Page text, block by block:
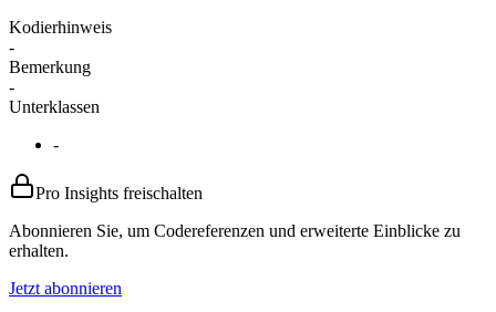
Kodierhinweis
-
Bemerkung
-
Unterklassen
-
Pro Insights freischalten
Abonnieren Sie, um Codereferenzen und erweiterte Einblicke zu
erhalten.
Jetzt abonnieren